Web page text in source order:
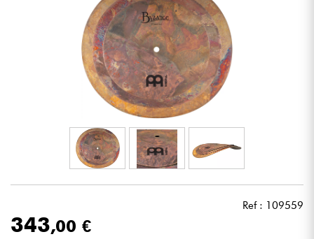
Toetsenbord & Piano
Synths & samplers
Home-studio
Microfoon
Live Sound
Ref : 109559
343,00 €